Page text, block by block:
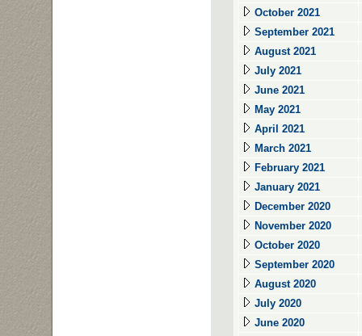
October 2021
September 2021
August 2021
July 2021
June 2021
May 2021
April 2021
March 2021
February 2021
January 2021
December 2020
November 2020
October 2020
September 2020
August 2020
July 2020
June 2020